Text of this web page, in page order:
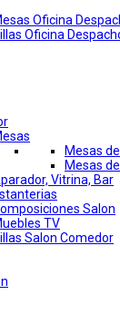
Oficina
Oficina
Mesas
Mesas
Vitrina, Bar
Salon
TV
Salon Comedor